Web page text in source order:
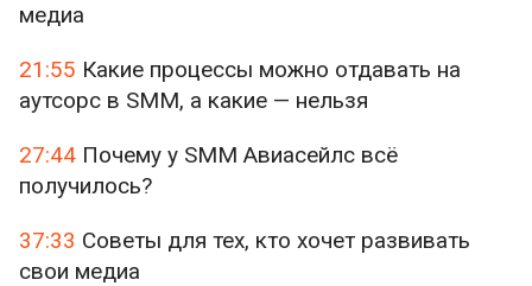
медиа
21:55 Какие процессы можно отдавать на
аутсорс в SMM, а какие — нельзя
27:44 Почему у SMM Авиасейлс всё
получилось?
37:33 Советы для тех, кто хочет развивать
свои медиа